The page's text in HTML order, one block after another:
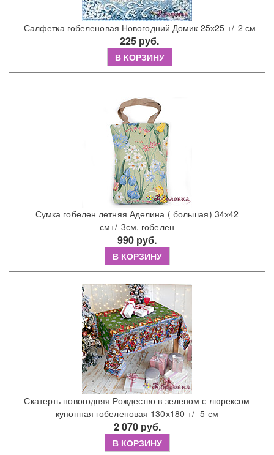
Салфетка гобеленовая Новогодний Домик 25х25 +/-2 см
225 руб.
В КОРЗИНУ
Сумка гобелен летняя Аделина ( большая) 34х42
см+/-3см, гобелен
990 руб.
В КОРЗИНУ
Скатерть новогодняя Рождество в зеленом с люрексом
купонная гобеленовая 130х180 +/- 5 см
2 070 руб.
В КОРЗИНУ